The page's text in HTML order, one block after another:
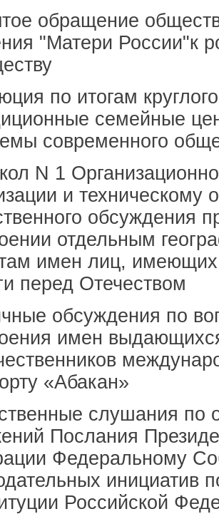
обращение
"Матери России"к
по итогам
семейные
современного
N 1
и техническому
обсуждения
отдельным
имен лиц,
перед Отечеством
обсуждения по
имен
«Абакан»
слушания по
Послания
Федеральному
инициатив
Российской